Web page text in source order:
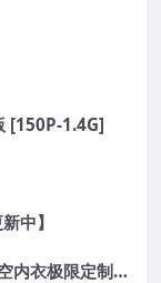
[150P-1.4G]
中】
[主播]虎牙主播车老板付费高级群真空内衣极限定制8分19